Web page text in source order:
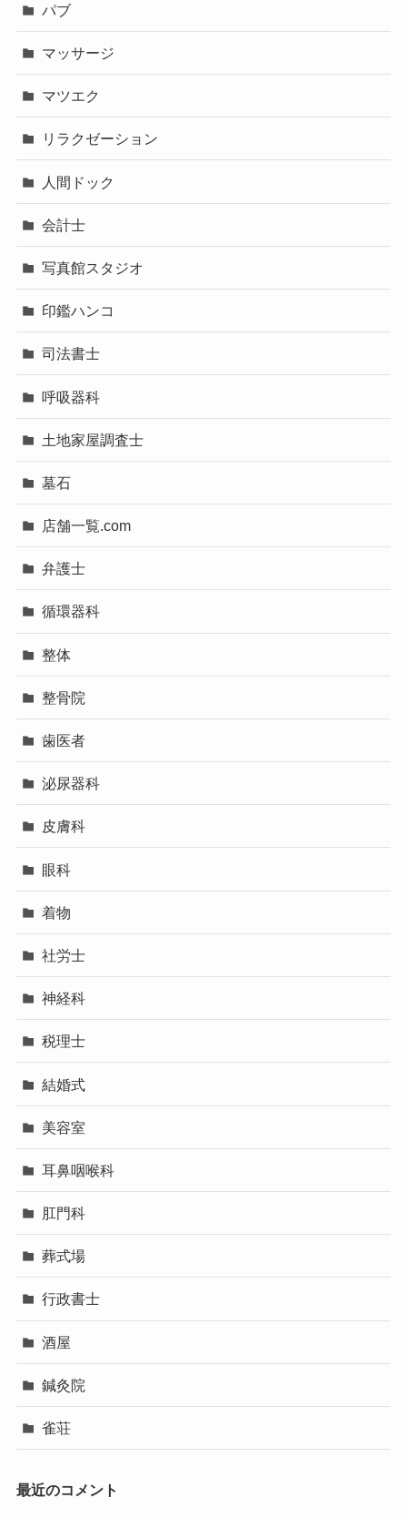
パブ
マッサージ
マツエク
リラクゼーション
人間ドック
会計士
写真館スタジオ
印鑑ハンコ
司法書士
呼吸器科
土地家屋調査士
墓石
店舗一覧.com
弁護士
循環器科
整体
整骨院
歯医者
泌尿器科
皮膚科
眼科
着物
社労士
神経科
税理士
結婚式
美容室
耳鼻咽喉科
肛門科
葬式場
行政書士
酒屋
鍼灸院
雀荘
最近のコメント